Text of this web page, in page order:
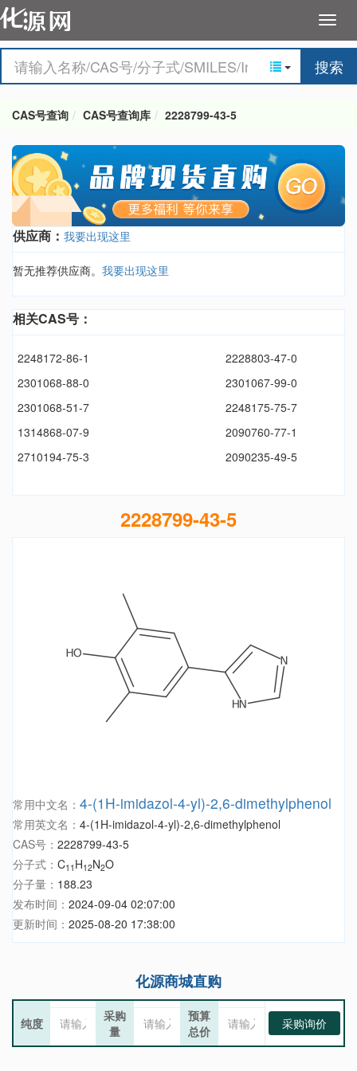
搜索
CAS号查询 CAS号查询库 2228799-43-5
供应商： 我要出现这里
暂无推荐供应商。 我要出现这里
相关CAS号：
2248172-86-1
2228803-47-0
2301068-88-0
2301067-99-0
2301068-51-7
2248175-75-7
1314868-07-9
2090760-77-1
2710194-75-3
2090235-49-5
2228799-43-5
常用中文名： 4-(1H-imidazol-4-yl)-2,6-dimethylphenol
常用英文名： 4-(1H-imidazol-4-yl)-2,6-dimethylphenol
CAS号： 2228799-43-5
分子式： C11 H12N2O
分子量： 188.23
发布时间： 2024-09-04 02:07:00
更新时间： 2025-08-20 17:38:00
化源商城直购
纯度
采购
量
预算
总价
采购询价